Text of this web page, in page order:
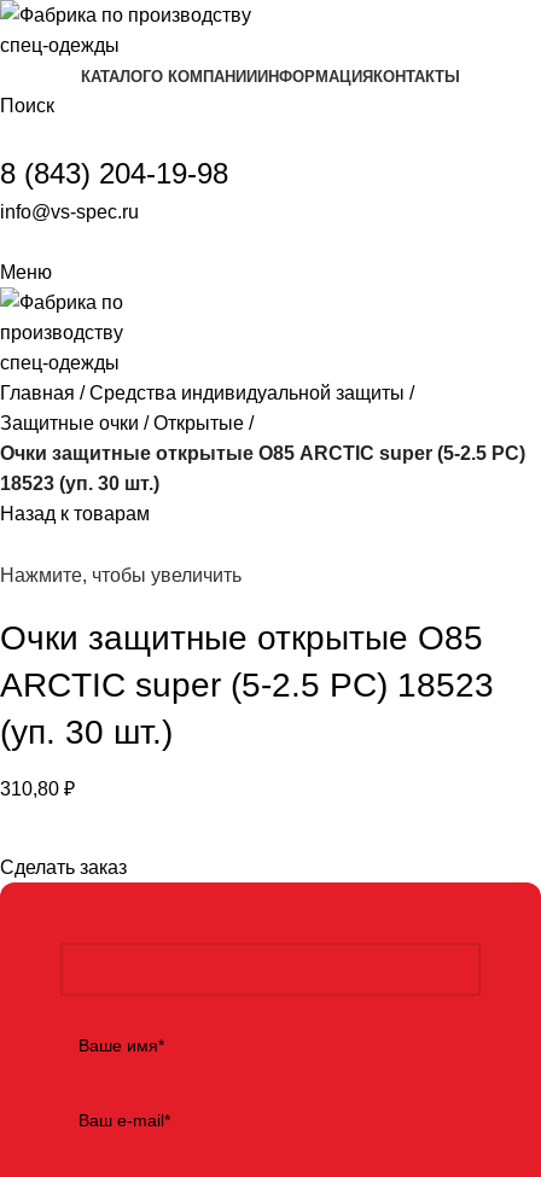
КАТАЛОГО КОМПАНИИ ИНФОРМАЦИЯ КОНТАКТЫ
Поиск
8 (843) 204-19-98
info@vs-spec.ru
Меню
Главная
Средства индивидуальной защиты
Защитные очки
Открытые
Очки защитные открытые О85 ARCTIC super (5-2.5 PC)
18523 (уп. 30 шт.)
Назад к товарам
Нажмите, чтобы увеличить
Очки защитные открытые О85
ARCTIC super (5-2.5 PC) 18523
(уп. 30 шт.)
310,80 ₽
Сделать заказ